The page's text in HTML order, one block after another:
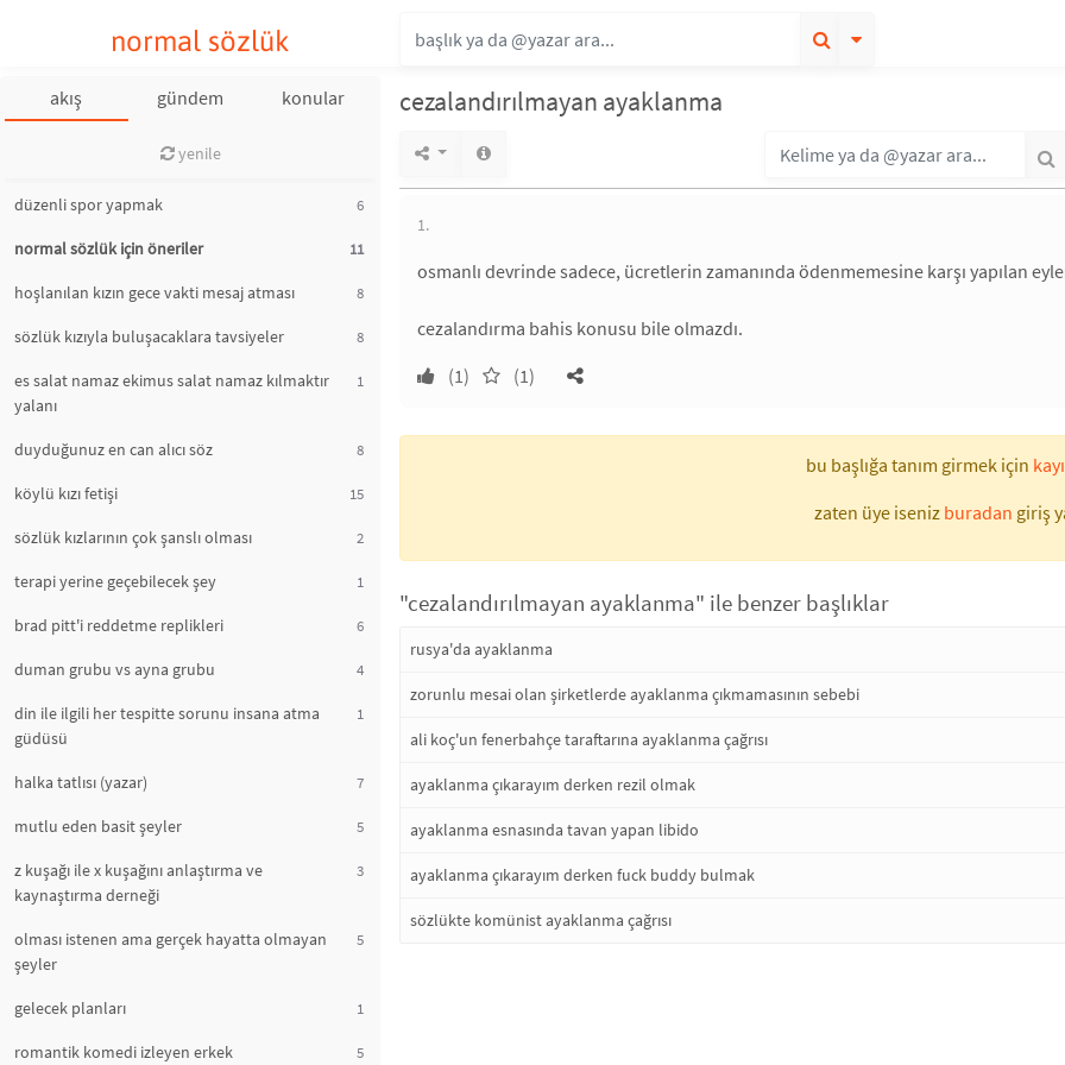
normal sözlük
akış gündem konular
yenile
düzenli spor yapmak 6
normal sözlük için öneriler 11
hoşlanılan kızın gece vakti mesaj atması 8
sözlük kızıyla buluşacaklara tavsiyeler 8
es salat namaz ekimus salat namaz kılmaktır
yalanı
1
duyduğunuz en can alıcı söz 8
köylü kızı fetişi 15
sözlük kızlarının çok şanslı olması 2
terapi yerine geçebilecek şey 1
brad pitt'i reddetme replikleri 6
duman grubu vs ayna grubu 4
din ile ilgili her tespitte sorunu insana atma
güdüsü
1
halka tatlısı (yazar) 7
mutlu eden basit şeyler 5
z kuşağı ile x kuşağını anlaştırma ve
kaynaştırma derneği
3
olması istenen ama gerçek hayatta olmayan
şeyler
5
gelecek planları 1
romantik komedi izleyen erkek 5
cezalandırılmayan ayaklanma
1.
osmanlı devrinde sadece, ücretlerin zamanında ödenmemesine karşı yapılan
cezalandırma bahis konusu bile olmazdı.
(1)
(1)
bu başlığa tanım girmek için
zaten üye iseniz buradan giriş
"cezalandırılmayan ayaklanma" ile benzer başlıklar
rusya'da ayaklanma
zorunlu mesai olan şirketlerde ayaklanma çıkmamasının sebebi
ali koç'un fenerbahçe taraftarına ayaklanma çağrısı
ayaklanma çıkarayım derken rezil olmak
ayaklanma esnasında tavan yapan libido
ayaklanma çıkarayım derken fuck buddy bulmak
sözlükte komünist ayaklanma çağrısı